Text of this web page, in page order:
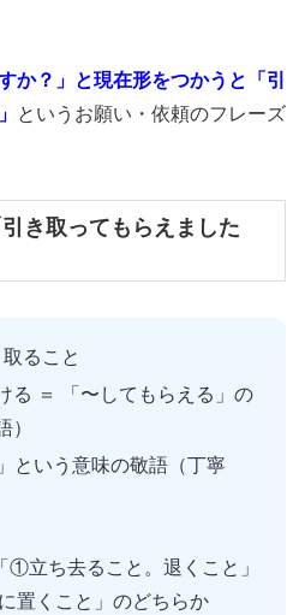
か？」と現在形をつかうと「引
というお願い・依頼のフレーズ
き取ってもらえました
ること
る ＝ 「〜してもらえる」の
）
という意味の敬語（丁寧
①立ち去ること。退くこと」
置くこと」のどちらか